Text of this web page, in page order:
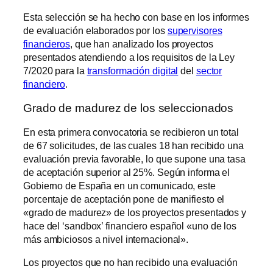
Esta selección se ha hecho con base en los informes
de evaluación elaborados por los supervisores
financieros, que han analizado los proyectos
presentados atendiendo a los requisitos de la Ley
7/2020 para la transformación digital del sector
financiero.
Grado de madurez de los seleccionados
En esta primera convocatoria se recibieron un total
de 67 solicitudes, de las cuales 18 han recibido una
evaluación previa favorable, lo que supone una tasa
de aceptación superior al 25%. Según informa el
Gobierno de España en un comunicado, este
porcentaje de aceptación pone de manifiesto el
«grado de madurez» de los proyectos presentados y
hace del ‘sandbox’ financiero español «uno de los
más ambiciosos a nivel internacional».
Los proyectos que no han recibido una evaluación